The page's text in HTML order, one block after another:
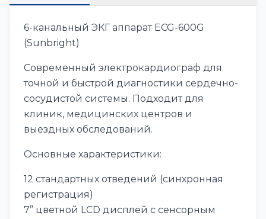
6-канальный ЭКГ аппарат ECG-600G
(Sunbright)
Современный электрокардиограф для
точной и быстрой диагностики сердечно-
сосудистой системы. Подходит для
клиник, медицинских центров и
выездных обследований.
Основные характеристики:
12 стандартных отведений (синхронная
регистрация)
7” цветной LCD дисплей с сенсорным